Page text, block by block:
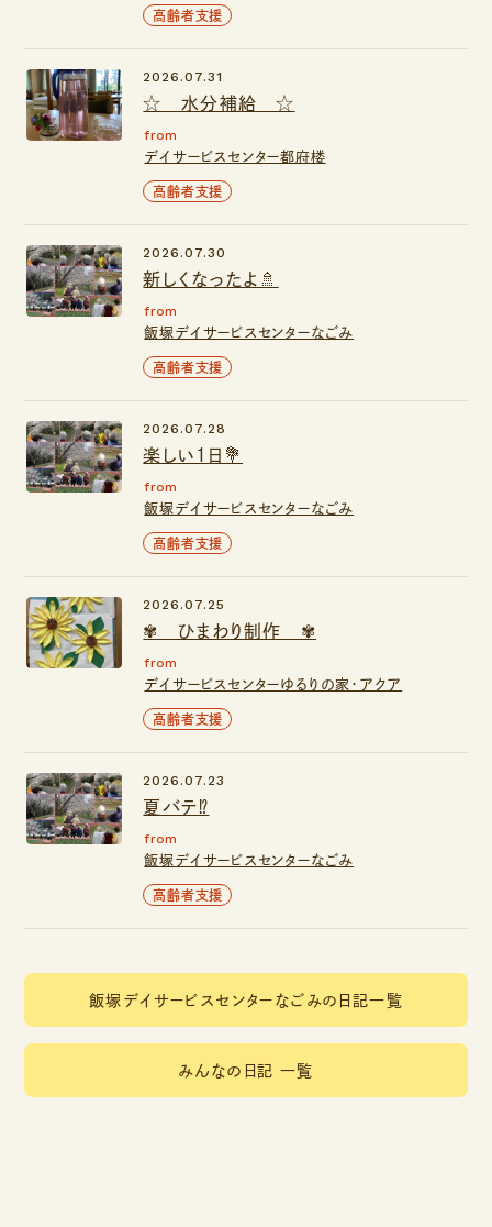
高齢者支援
☆ 水分補給 ☆
2026.07.31
from
デイサービスセンター都府楼
高齢者支援
新しくなったよ🚿
2026.07.30
from
飯塚デイサービスセンターなごみ
高齢者支援
楽しい１日💐
2026.07.28
from
飯塚デイサービスセンターなごみ
高齢者支援
✾ ひまわり制作 ✾
2026.07.25
from
デイサービスセンターゆるりの家・アクア
高齢者支援
夏バテ⁉️
2026.07.23
from
飯塚デイサービスセンターなごみ
高齢者支援
飯塚デイサービスセンターなごみの日記一覧
みんなの日記 一覧